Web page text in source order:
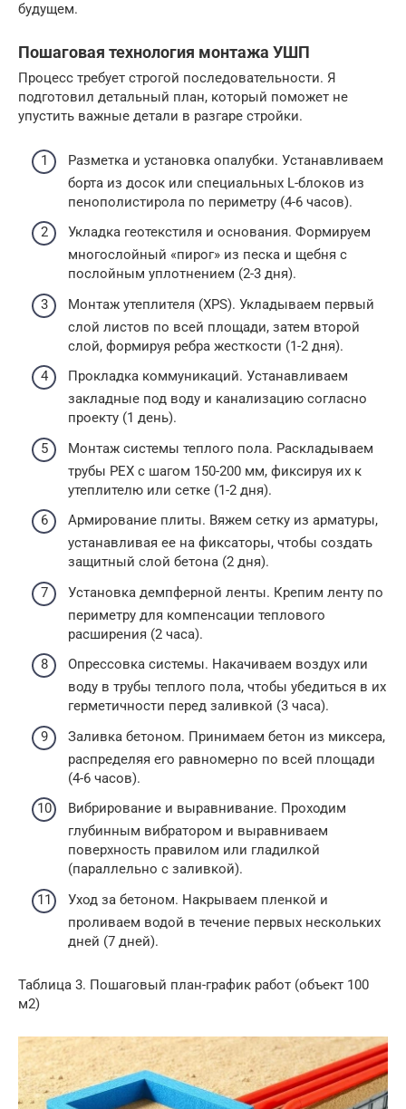
будущем.
Пошаговая технология монтажа УШП
Процесс требует строгой последовательности. Я
подготовил детальный план, который поможет не
упустить важные детали в разгаре стройки.
Разметка и установка опалубки. Устанавливаем
борта из досок или специальных L-блоков из
пенополистирола по периметру (4-6 часов).
Укладка геотекстиля и основания. Формируем
многослойный «пирог» из песка и щебня с
послойным уплотнением (2-3 дня).
Монтаж утеплителя (XPS). Укладываем первый
слой листов по всей площади, затем второй
слой, формируя ребра жесткости (1-2 дня).
Прокладка коммуникаций. Устанавливаем
закладные под воду и канализацию согласно
проекту (1 день).
Монтаж системы теплого пола. Раскладываем
трубы PEX с шагом 150-200 мм, фиксируя их к
утеплителю или сетке (1-2 дня).
Армирование плиты. Вяжем сетку из арматуры,
устанавливая ее на фиксаторы, чтобы создать
защитный слой бетона (2 дня).
Установка демпферной ленты. Крепим ленту по
периметру для компенсации теплового
расширения (2 часа).
Опрессовка системы. Накачиваем воздух или
воду в трубы теплого пола, чтобы убедиться в их
герметичности перед заливкой (3 часа).
Заливка бетоном. Принимаем бетон из миксера,
распределяя его равномерно по всей площади
(4-6 часов).
Вибрирование и выравнивание. Проходим
глубинным вибратором и выравниваем
поверхность правилом или гладилкой
(параллельно с заливкой).
Уход за бетоном. Накрываем пленкой и
проливаем водой в течение первых нескольких
дней (7 дней).
Таблица 3. Пошаговый план-график работ (объект 100
м2)